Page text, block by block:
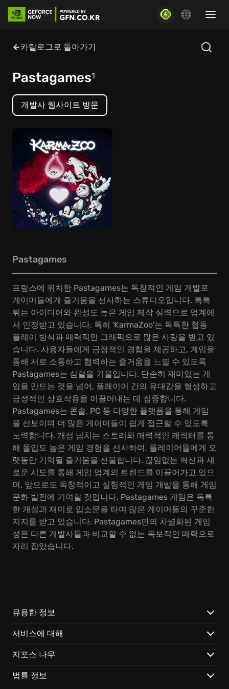
카탈로그로 돌아가기
Pastagames1
개발사 웹사이트 방문
Pastagames
프랑스에 위치한 Pastagames는 독창적인 게임 개발로
게이머들에게 즐거움을 선사하는 스튜디오입니다. 톡톡
튀는 아이디어와 완성도 높은 게임 제작 실력으로 업계에
서 인정받고 있습니다. 특히 'KarmaZoo'는 독특한 협동
플레이 방식과 매력적인 그래픽으로 많은 사랑을 받고 있
습니다. 사용자들에게 긍정적인 경험을 제공하고, 게임을
통해 서로 소통하고 협력하는 즐거움을 느낄 수 있도록
Pastagames는 심혈을 기울입니다. 단순히 재미있는 게
임을 만드는 것을 넘어, 플레이어 간의 유대감을 형성하고
긍정적인 상호작용을 이끌어내는 데 집중합니다.
Pastagames는 콘솔, PC 등 다양한 플랫폼을 통해 게임
을 선보이며 더 많은 게이머들이 쉽게 접근할 수 있도록
노력합니다. 개성 넘치는 스토리와 매력적인 캐릭터를 통
해 몰입도 높은 게임 경험을 선사하며, 플레이어들에게 오
랫동안 기억될 즐거움을 선물합니다. 끊임없는 혁신과 새
로운 시도를 통해 게임 업계의 트렌드를 이끌어가고 있으
며, 앞으로도 독창적이고 실험적인 게임 개발을 통해 게임
문화 발전에 기여할 것입니다. Pastagames 게임은 독특
한 개성과 재미로 입소문을 타며 많은 게이머들의 꾸준한
지지를 받고 있습니다. Pastagames만의 차별화된 게임
성은 다른 개발사들과 비교할 수 없는 독보적인 매력으로
자리 잡았습니다.
유용한 정보
서비스에 대해
지포스 나우
법률 정보